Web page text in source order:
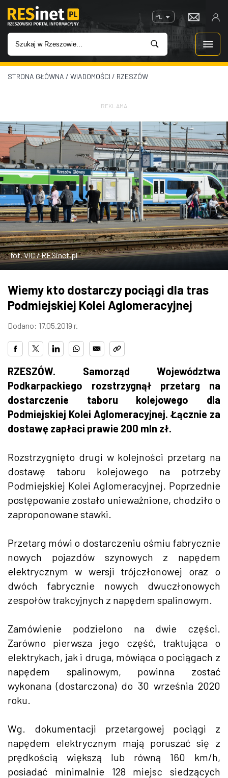
PL
WIADOMOŚCI
IMPREZY
ROZRYWKA
W KINACH
GASTRONOMIA
ZDJĘCIA
W RZESZOWIE
STRONA GŁÓWNA / WIADOMOŚCI / RZESZÓW
REKLAMA
fot. ViC / RESinet.pl
Wiemy kto dostarczy pociągi dla tras
Podmiejskiej Kolei Aglomeracyjnej
Dodano: 17.05.2019 r.
RZESZÓW. Samorząd Województwa
Podkarpackiego rozstrzygnął przetarg na
dostarczenie taboru kolejowego dla
Podmiejskiej Kolei Aglomeracyjnej. Łącznie za
dostawę zapłaci prawie 200 mln zł.
Rozstrzygnięto drugi w kolejności przetarg na
dostawę taboru kolejowego na potrzeby
Podmiejskiej Kolei Aglomeracyjnej. Poprzednie
postępowanie zostało unieważnione, chodziło o
zaproponowane stawki.
Przetarg mówi o dostarczeniu ośmiu fabrycznie
nowych pojazdów szynowych z napędem
elektrycznym w wersji trójczłonowej oraz o
dwóch fabrycznie nowych dwuczłonowych
zespołów trakcyjnych z napędem spalinowym.
Zamówienie podzielono na dwie części.
Zarówno pierwsza jego część, traktująca o
elektrykach, jak i druga, mówiąca o pociągach z
napędem spalinowym, powinna zostać
wykonana (dostarczona) do 30 września 2020
roku.
Wg. dokumentacji przetargowej pociągi z
napędem elektrycznym mają poruszać się z
prędkością większą lub równą 160 km/h,
posiadać minimalnie 128 miejsc siedzących